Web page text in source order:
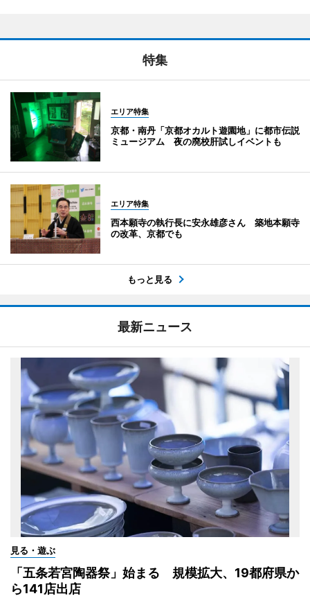
特集
エリア特集
京都・南丹「京都オカルト遊園地」に都市伝説
ミュージアム 夜の廃校肝試しイベントも
エリア特集
西本願寺の執行長に安永雄彦さん 築地本願寺
の改革、京都でも
もっと見る
最新ニュース
見る・遊ぶ
「五条若宮陶器祭」始まる 規模拡大、19都府県か
ら141店出店